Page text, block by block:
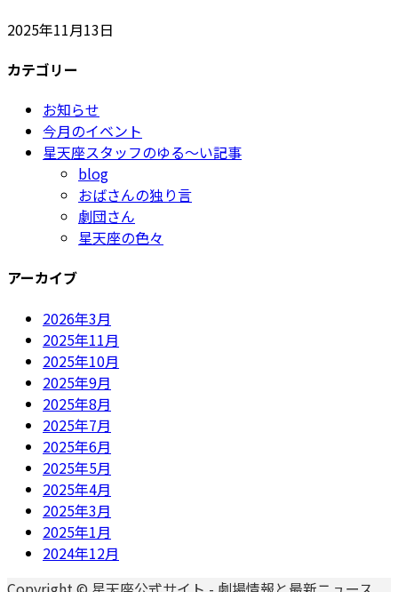
2025年11月13日
カテゴリー
お知らせ
今月のイベント
星天座スタッフのゆる～い記事
blog
おばさんの独り言
劇団さん
星天座の色々
アーカイブ
2026年3月
2025年11月
2025年10月
2025年9月
2025年8月
2025年7月
2025年6月
2025年5月
2025年4月
2025年3月
2025年1月
2024年12月